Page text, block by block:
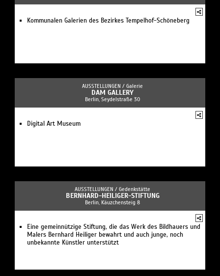
Kommunalen Galerien des Bezirkes Tempelhof-Schöneberg
AUSSTELLUNGEN / Galerie
DAM GALLERY
Berlin, Seydelstraße 30
Digital Art Museum
AUSSTELLUNGEN / Gedenkstätte
BERNHARD-HEILIGER-STIFTUNG
Berlin, Käuzchensteig 8
Eine gemeinnützige Stiftung, die das Werk des Bildhauers und
Malers Bernhard Heiliger bewahrt und auch junge, noch
unbekannte Künstler unterstützt